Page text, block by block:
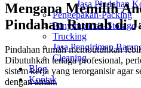
Jasa Pindahan
Pengepakan-Packing
Penyimpanan-Storage
Trucking
Jasa Pengiriman
Cleaning
Blog
Kontak
Mengapa Memilih
Pindahan Rumah di
Pindahan rumah membutuhkan
Dibutuhkan tenaga profesional,
sistem kerja yang terorganisir agar
dengan aman.